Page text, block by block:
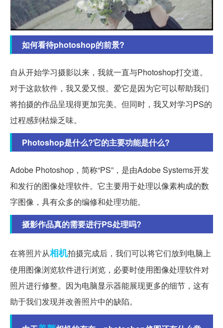
如何看待photoshop的前景?
自从开始学习摄影以来，我就一直与Photoshop打交道。
对于这款软件，我又爱又恨。爱它是因为它可以帮助我们
将拍摄的作品呈现得更加完美。但同时，我又对学习PS的
过程感到枯燥乏味。
Photoshop是什么?它的主要功能是什么?
Adobe Photoshop，简称“PS”，是由Adobe Systems开发
和发行的图像处理软件。它主要用于处理以像素构成的数
字图像，具有众多的编修和处理功能。
摄影作品真的需要进行PS处理吗?
在将照片从相机拍摄完成后，我们可以将它们放到电脑上
使用图像浏览软件进行浏览，必要时使用图像处理软件对
照片进行修整。因为电脑显示器能展现更多的细节，这有
助于我们发现并改善照片中的缺陷。